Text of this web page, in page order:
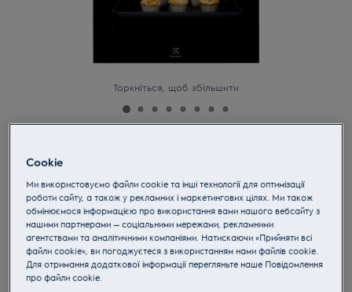
Торкніться, щоб збільшити
Електрична духова шафа
OKD5C51Z SteamBake PRO 600
4.9 (292)
EU керівництво
Переваги
Духова шафа 600 SteamBake допомагає досягти кращих
результатів випікання.
Cookie
Ми використовуємо файли cookie та інші технології для оптимізації
роботи сайту, а також у рекламних і маркетингових цілях. Ми також
обмінюємося інформацією про використання вами нашого вебсайту з
нашими партнерами — соціальними мережами, рекламними
агентствами та аналітичними компаніями. Натискаючи «Прийняти всі
файли cookie», ви погоджуєтеся з використанням нами файлів cookie.
Для отримання додаткової інформації перегляньте наше Пoвідомлення
прo файли cookie.